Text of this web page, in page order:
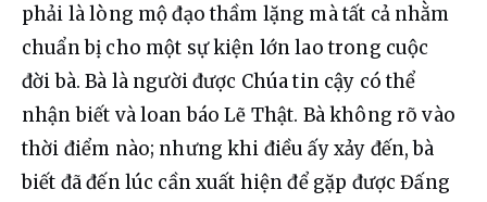
phải là lòng mộ đạo thầm lặng mà tất cả nhằm
chuẩn bị cho một sự kiện lớn lao trong cuộc
đời bà. Bà là người được Chúa tin cậy có thể
nhận biết và loan báo Lẽ Thật. Bà không rõ vào
thời điểm nào; nhưng khi điều ấy xảy đến, bà
biết đã đến lúc cần xuất hiện để gặp được Đấng